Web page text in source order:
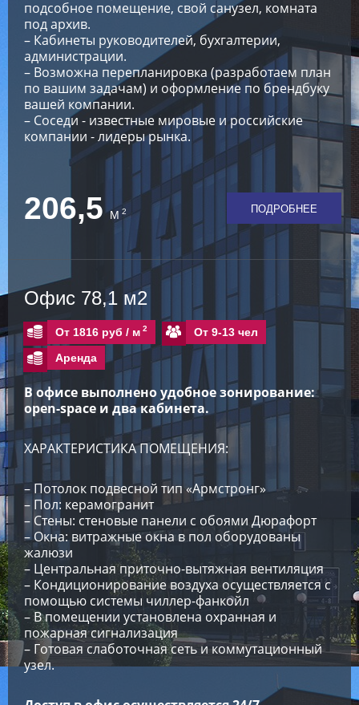
подсобное помещение, свой санузел, комната
под архив.
– Кабинеты руководителей, бухгалтерии,
администрации.
– Возможна перепланировка (разработаем план
по вашим задачам) и оформление по брендбуку
вашей компании.
– Соседи - известные мировые и российские
компании - лидеры рынка.
206,5 М 2 ПОДРОБНЕЕ
Офис 78,1 м2
От 1816 руб / м 2 От 9-13 чел
Аренда
В офисе выполнено удобное зонирование:
open-space и два кабинета.
ХАРАКТЕРИСТИКА ПОМЕЩЕНИЯ:
– Потолок подвесной тип «Армстронг»
– Пол: керамогранит
– Стены: стеновые панели с обоями Дюрафорт
– Окна: витражные окна в пол оборудованы
жалюзи
– Центральная приточно-вытяжная вентиляция
– Кондиционирование воздуха осуществляется с
помощью системы чиллер-фанкойл
– В помещении установлена охранная и
пожарная сигнализация
– Готовая слаботочная сеть и коммутационный
узел.